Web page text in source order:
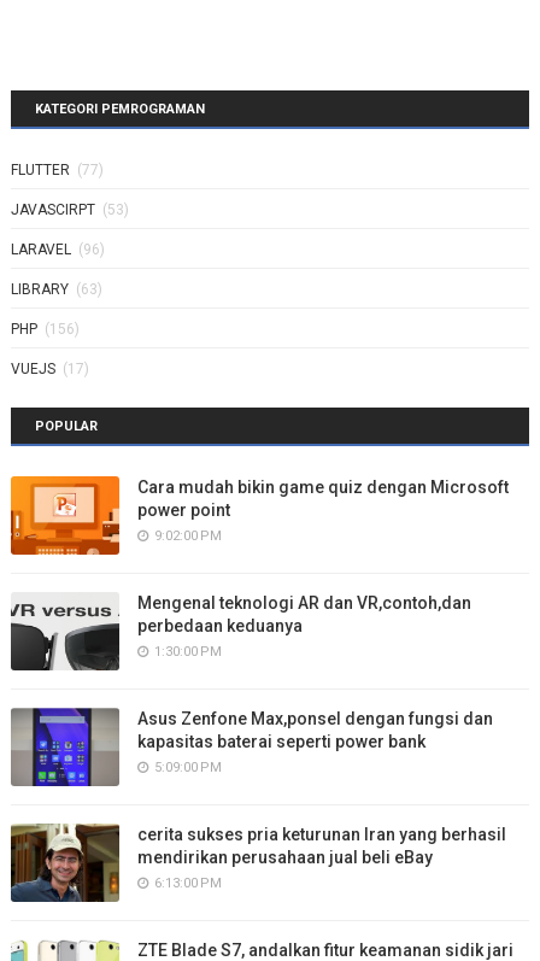
KATEGORI PEMROGRAMAN
FLUTTER (77)
JAVASCIRPT (53)
LARAVEL (96)
LIBRARY (63)
PHP (156)
VUEJS (17)
POPULAR
Cara mudah bikin game quiz dengan Microsoft
power point
9:02:00 PM
Mengenal teknologi AR dan VR,contoh,dan
perbedaan keduanya
1:30:00 PM
Asus Zenfone Max,ponsel dengan fungsi dan
kapasitas baterai seperti power bank
5:09:00 PM
cerita sukses pria keturunan Iran yang berhasil
mendirikan perusahaan jual beli eBay
6:13:00 PM
ZTE Blade S7, andalkan fitur keamanan sidik jari